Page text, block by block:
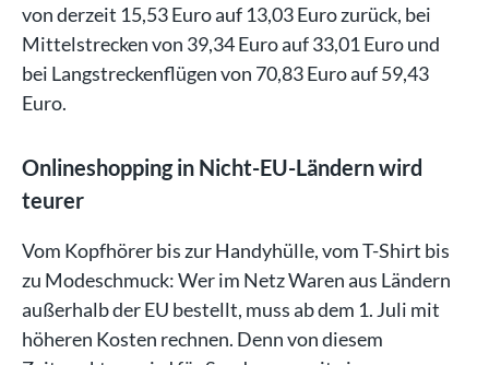
von derzeit 15,53 Euro auf 13,03 Euro zurück, bei
Mittelstrecken von 39,34 Euro auf 33,01 Euro und
bei Langstreckenflügen von 70,83 Euro auf 59,43
Euro.
Onlineshopping in Nicht-EU-Ländern wird
teurer
Vom Kopfhörer bis zur Handyhülle, vom T-Shirt bis
zu Modeschmuck: Wer im Netz Waren aus Ländern
außerhalb der EU bestellt, muss ab dem 1. Juli mit
höheren Kosten rechnen. Denn von diesem